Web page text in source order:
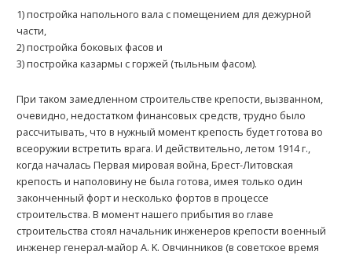
1) постройка напольного вала с помещением для дежурной
части,
2) постройка боковых фасов и
3) постройка казармы с горжей (тыльным фасом).
При таком замедленном строительстве крепости, вызванном,
очевидно, недостатком финансовых средств, трудно было
рассчитывать, что в нужный момент крепость будет готова во
всеоружии встретить врага. И действительно, летом 1914 г.,
когда началась Первая мировая война, Брест-Литовская
крепость и наполовину не была готова, имея только один
законченный форт и несколько фортов в процессе
строительства. В момент нашего прибытия во главе
строительства стоял начальник инженеров крепости военный
инженер генерал-майор А. K. Овчинников (в советское время